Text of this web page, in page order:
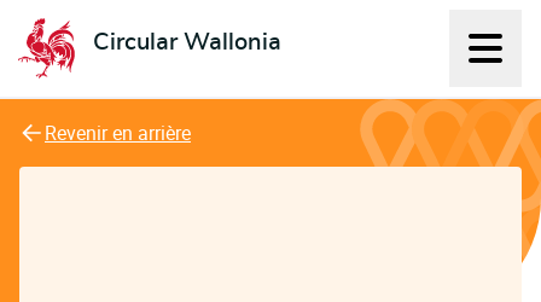
Circular Wallonia
L'économie circulaire
Revenir en arrière